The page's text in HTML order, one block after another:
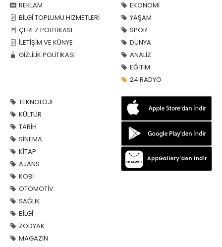
REKLAM
BİLGİ TOPLUMU HİZMETLERİ
ÇEREZ POLİTİKASI
İLETİŞİM VE KÜNYE
GİZLİLİK POLİTİKASI
EKONOMİ
YAŞAM
SPOR
DÜNYA
ANALİZ
EĞİTİM
24 RADYO
TEKNOLOJİ
KÜLTÜR
TARİH
SİNEMA
KİTAP
AJANS
KOBİ
OTOMOTİV
SAĞLIK
BİLGİ
ZODYAK
MAGAZİN